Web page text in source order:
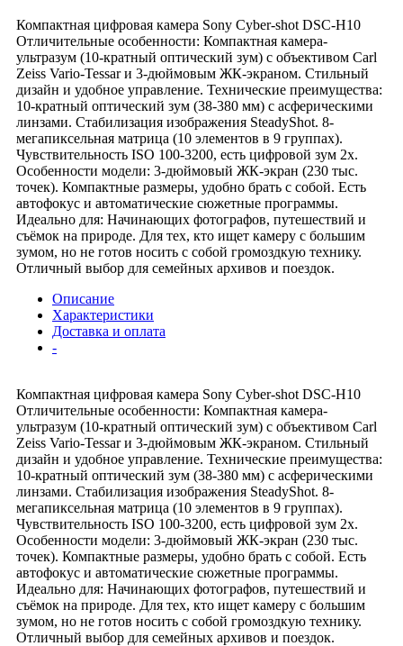
Компактная цифровая камера Sony Cyber-shot DSC-H10
Отличительные особенности: Компактная камера-
ультразум (10-кратный оптический зум) с объективом Carl
Zeiss Vario-Tessar и 3-дюймовым ЖК-экраном. Стильный
дизайн и удобное управление. Технические преимущества:
10-кратный оптический зум (38-380 мм) с асферическими
линзами. Стабилизация изображения SteadyShot. 8-
мегапиксельная матрица (10 элементов в 9 группах).
Чувствительность ISO 100-3200, есть цифровой зум 2x.
Особенности модели: 3-дюймовый ЖК-экран (230 тыс.
точек). Компактные размеры, удобно брать с собой. Есть
автофокус и автоматические сюжетные программы.
Идеально для: Начинающих фотографов, путешествий и
съёмок на природе. Для тех, кто ищет камеру с большим
зумом, но не готов носить с собой громоздкую технику.
Отличный выбор для семейных архивов и поездок.
Описание
Характеристики
Доставка и оплата
-
Компактная цифровая камера Sony Cyber-shot DSC-H10
Отличительные особенности: Компактная камера-
ультразум (10-кратный оптический зум) с объективом Carl
Zeiss Vario-Tessar и 3-дюймовым ЖК-экраном. Стильный
дизайн и удобное управление. Технические преимущества:
10-кратный оптический зум (38-380 мм) с асферическими
линзами. Стабилизация изображения SteadyShot. 8-
мегапиксельная матрица (10 элементов в 9 группах).
Чувствительность ISO 100-3200, есть цифровой зум 2x.
Особенности модели: 3-дюймовый ЖК-экран (230 тыс.
точек). Компактные размеры, удобно брать с собой. Есть
автофокус и автоматические сюжетные программы.
Идеально для: Начинающих фотографов, путешествий и
съёмок на природе. Для тех, кто ищет камеру с большим
зумом, но не готов носить с собой громоздкую технику.
Отличный выбор для семейных архивов и поездок.